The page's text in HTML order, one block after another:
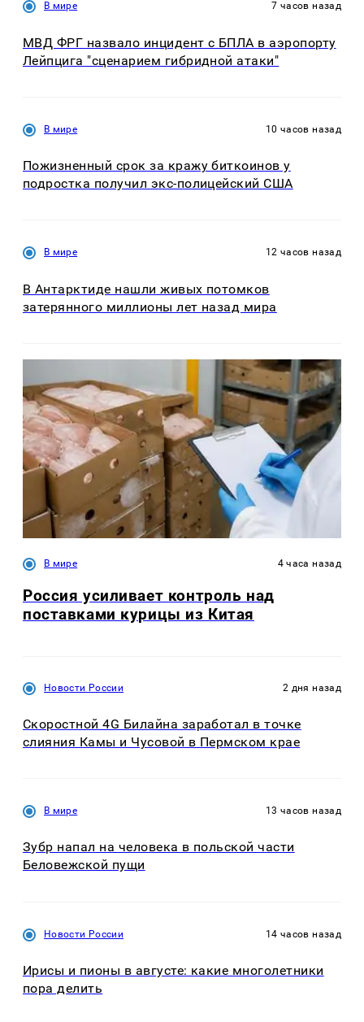
В мире 7 часов назад
МВД ФРГ назвало инцидент с БПЛА в аэропорту
Лейпцига "сценарием гибридной атаки"
В мире 10 часов назад
Пожизненный срок за кражу биткоинов у
подростка получил экс-полицейский США
В мире 12 часов назад
В Антарктиде нашли живых потомков
затерянного миллионы лет назад мира
В мире 4 часа назад
Россия усиливает контроль над
поставками курицы из Китая
Новости России 2 дня назад
Скоростной 4G Билайна заработал в точке
слияния Камы и Чусовой в Пермском крае
В мире 13 часов назад
Зубр напал на человека в польской части
Беловежской пущи
Новости России 14 часов назад
Ирисы и пионы в августе: какие многолетники
пора делить